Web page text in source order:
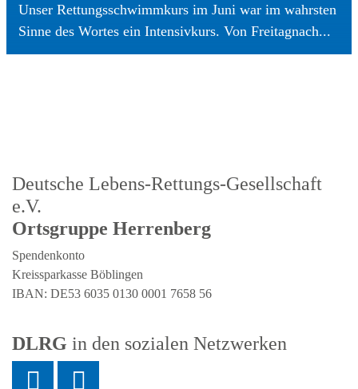
Unser Rettungsschwimmkurs im Juni war im wahrsten
Sinne des Wortes ein Intensivkurs. Von Freitagnach...
Deutsche Lebens-Rettungs-Gesellschaft
e.V.
Ortsgruppe Herrenberg
Spendenkonto
Kreissparkasse Böblingen
IBAN: DE53 6035 0130 0001 7658 56
DLRG in den sozialen Netzwerken